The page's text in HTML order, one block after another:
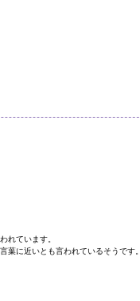
れています。
葉に近いとも言われているそうです。